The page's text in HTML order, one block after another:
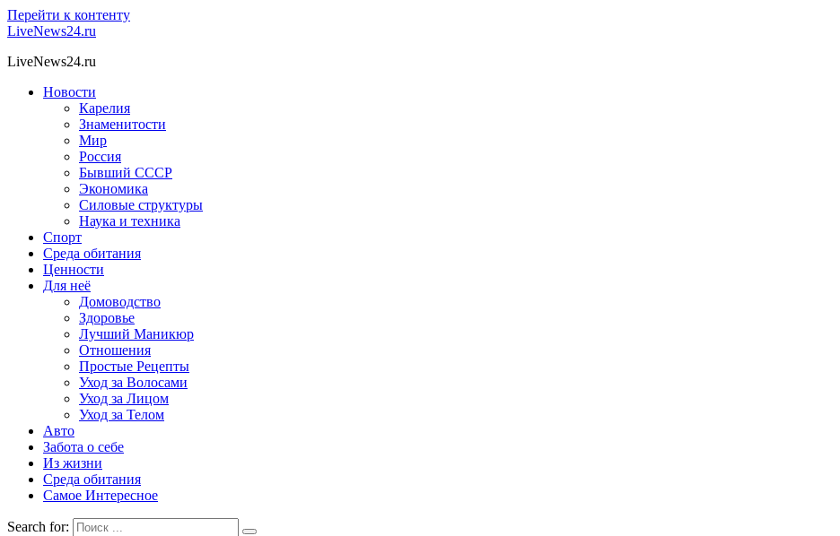
Перейти к контенту
LiveNews24.ru
LiveNews24.ru
Новости
Карелия
Знаменитости
Мир
Россия
Бывший СССР
Экономика
Силовые структуры
Наука и техника
Спорт
Среда обитания
Ценности
Для неё
Домоводство
Здоровье
Лучший Маникюр
Отношения
Простые Рецепты
Уход за Волосами
Уход за Лицом
Уход за Телом
Авто
Забота о себе
Из жизни
Среда обитания
Самое Интересное
Search for: